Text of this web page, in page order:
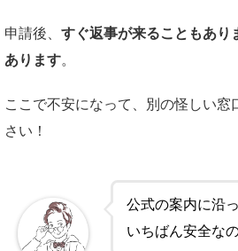
申請後、 すぐ返事が来ることもあり
あります。
ここで不安になって、別の怪しい窓
さい！
公式の案内に沿
いちばん安全なの